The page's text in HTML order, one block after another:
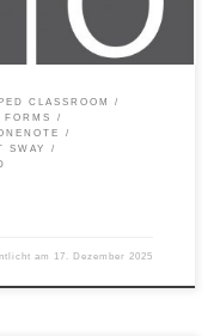
CLASSROOM
FORMS
SWAY
am 17. Dezember 2025